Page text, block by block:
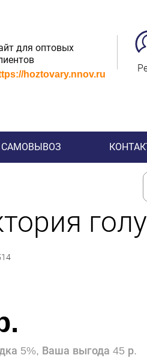
для оптовых
hoztovary.nnov.ru
САМОВЫВОЗ
5%, Ваша выгода 45 р.